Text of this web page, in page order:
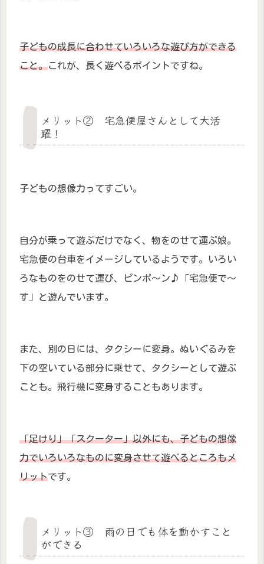
子どもの成長に合わせていろいろな遊び方ができる
こと。これが、長く遊べるポイントですね。
メリット② 宅急便屋さんとして大活
躍！
子どもの想像力ってすごい。
自分が乗って遊ぶだけでなく、物をのせて運ぶ娘。
宅急便の台車をイメージしているようです。いろい
ろなものをのせて運び、ピンポ～ン♪「宅急便で～
す」と遊んでいます。
また、別の日には、タクシーに変身。ぬいぐるみを
下の空いている部分に乗せて、タクシーとして遊ぶ
ことも。飛行機に変身することもあります。
「足けり」「スクーター」以外にも、子どもの想像
力でいろいろなものに変身させて遊べるところもメ
リットです。
メリット③ 雨の日でも体を動かすこと
ができる